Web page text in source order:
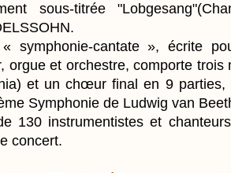
sous-titrée
symphonie-cantate », écrite
orgue et orchestre, comporte trois
et un chœur final en 9 parties,
Symphonie de Ludwig van
130 instrumentistes et
concert.